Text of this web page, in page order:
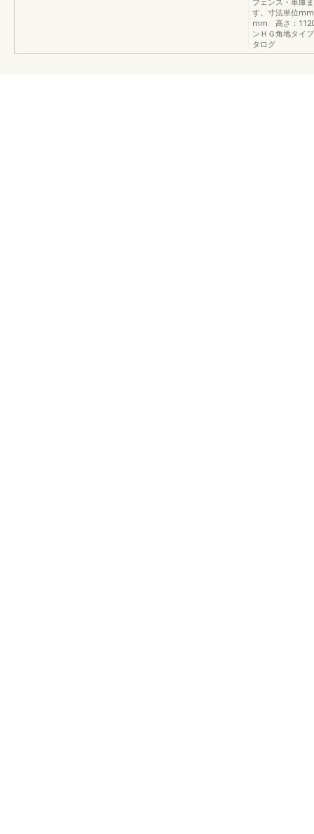
フェンス・車庫
す。寸法単位
mm 高さ：1120
ンＨＧ角地タイ
タログ